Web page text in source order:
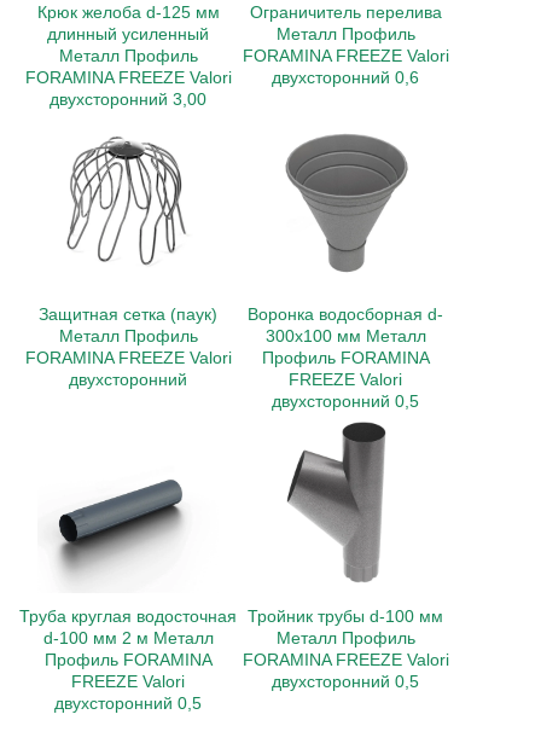
Крюк желоба d-125 мм
длинный усиленный
Металл Профиль
FORAMINA FREEZE Valori
двухсторонний 3,00
Ограничитель перелива
Металл Профиль
FORAMINA FREEZE Valori
двухсторонний 0,6
Защитная сетка (паук)
Металл Профиль
FORAMINA FREEZE Valori
двухсторонний
Воронка водосборная d-
300x100 мм Металл
Профиль FORAMINA
FREEZE Valori
двухсторонний 0,5
Труба круглая водосточная
d-100 мм 2 м Металл
Профиль FORAMINA
FREEZE Valori
двухсторонний 0,5
Тройник трубы d-100 мм
Металл Профиль
FORAMINA FREEZE Valori
двухсторонний 0,5